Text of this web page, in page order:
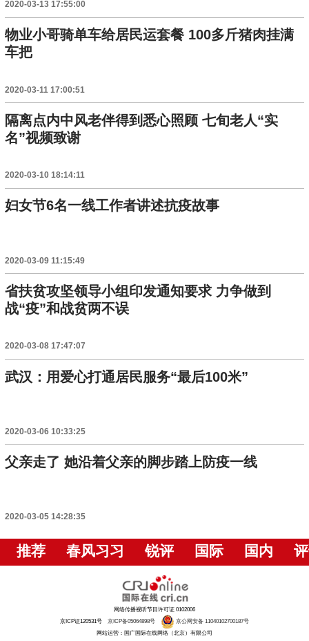
2020-03-13 17:55:00
物业小哥骑单车给居民运套餐 100多斤猪肉挂满
车把
2020-03-11 17:00:51
隔离点内中风老伴得到悉心照顾 七旬老人“实
名”视频致谢
2020-03-10 18:14:11
妇女节6名一线工作者讲述抗疫故事
2020-03-09 11:15:49
省扶贫攻坚领导小组印发通知要求 力争做到
战“疫”和战贫两不误
2020-03-08 17:47:07
武汉：用爱心打通居民服务“最后100米”
2020-03-06 10:33:25
父亲走了 她沿着父亲的脚步踏上防疫一线
2020-03-05 14:28:35
推荐 春风习习 锐评 国际 国内
网络传播视听节目许可证 0102006
京ICP证120531号 京ICP备05064898号
京公网安备 11040102700187号
网站运营：国广国际在线网络（北京）有限公司